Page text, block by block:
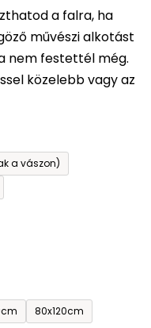
a falra, ha
művészi alkotást
nem festettél még.
közelebb vagy az
a vászon)
80x120cm